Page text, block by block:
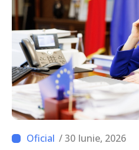
/ 30 Iunie, 2026